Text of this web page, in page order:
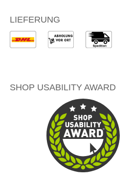
LIEFERUNG
SHOP USABILITY AWARD